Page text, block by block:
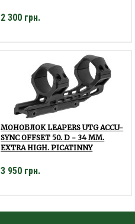
2 300 грн.
МОНОБЛОК LEAPERS UTG ACCU-
SYNC OFFSET 50. D - 34 ММ.
EXTRA HIGH. PICATINNY
3 950 грн.